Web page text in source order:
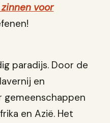
voor
paradijs. Door de
en
gemeenschappen
en Azië. Het